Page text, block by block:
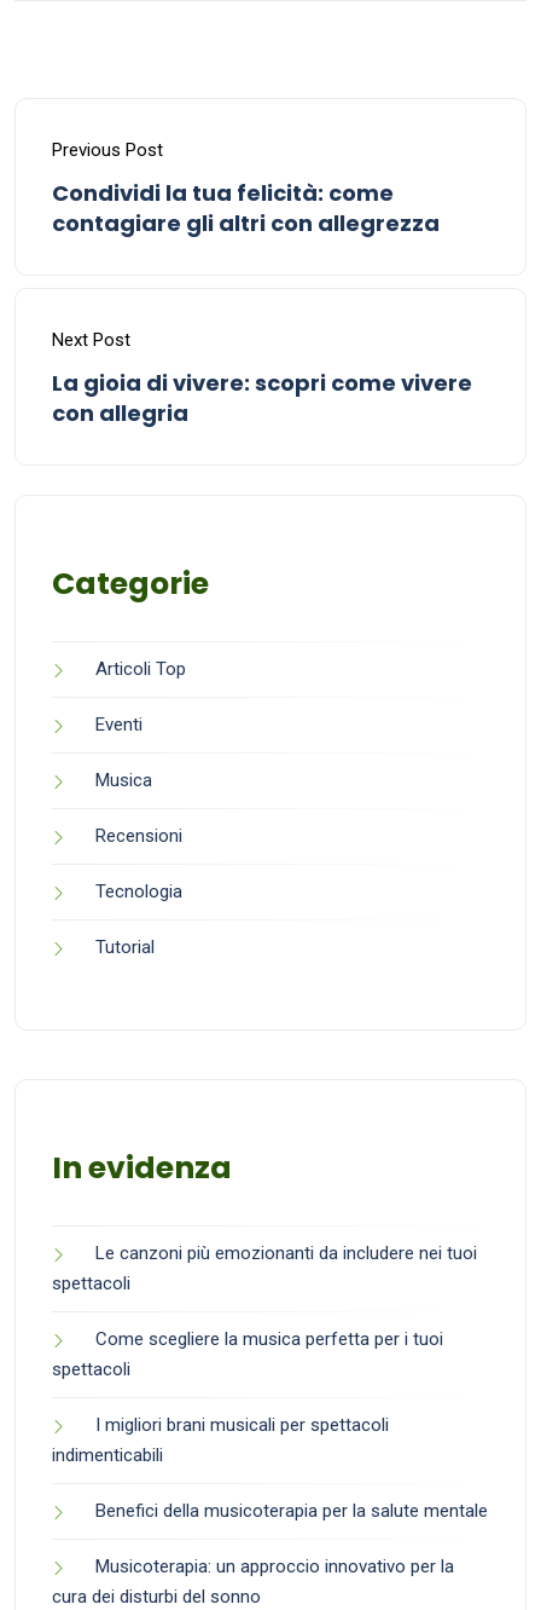
Previous Post
Condividi la tua felicità: come
contagiare gli altri con allegrezza
Next Post
La gioia di vivere: scopri come vivere
con allegria
Categorie
Articoli Top
Eventi
Musica
Recensioni
Tecnologia
Tutorial
In evidenza
Le canzoni più emozionanti da includere nei tuoi
spettacoli
Come scegliere la musica perfetta per i tuoi
spettacoli
I migliori brani musicali per spettacoli
indimenticabili
Benefici della musicoterapia per la salute mentale
Musicoterapia: un approccio innovativo per la
cura dei disturbi del sonno